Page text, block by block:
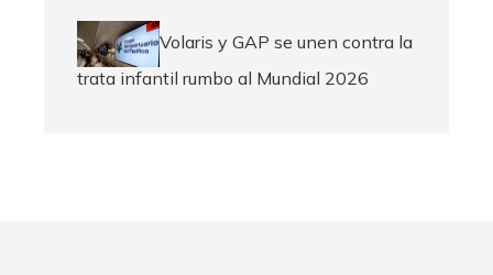
Volaris y GAP se unen contra la
trata infantil rumbo al Mundial 2026